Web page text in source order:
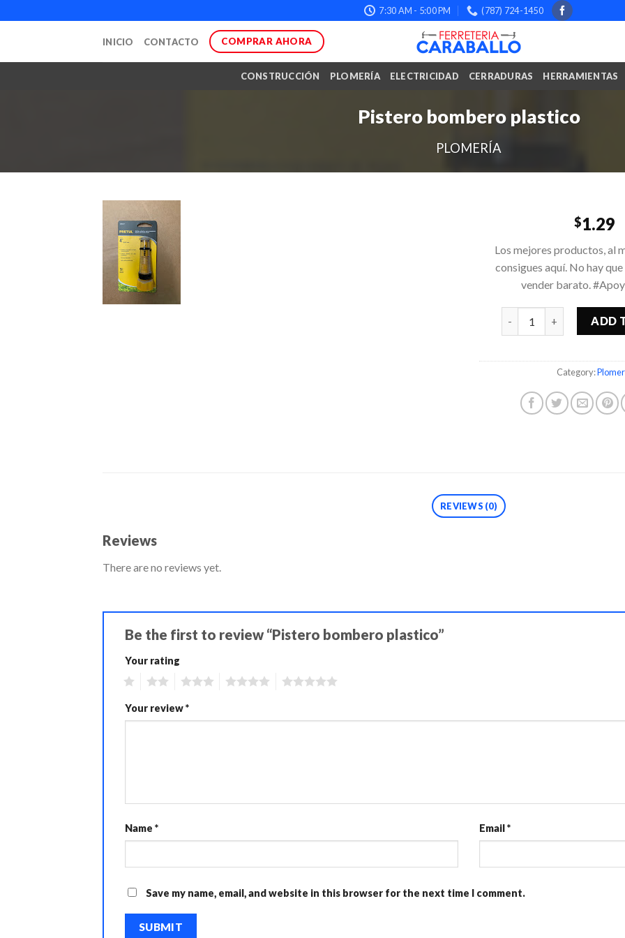
to
7:30 AM - 5:00 PM (787) 724-1450
INICIO CONTACTO COMPRAR AHORA
CONSTRUCCIÓN PLOMERÍA ELECTRICIDAD CERRADURAS HERRAMIENTAS
Pistero bombero plastico
PLOMERÍA
$1.29
Los mejores productos, al
consigues aquí. No hay
vender barato.
ADD
Category:
REVIEWS (0)
Reviews
There are no reviews yet.
Be the first to review “Pistero bombero plastico”
Your rating
Your review*
Name * Email*
Save my name, email, and website in this browser for the next time I comment.